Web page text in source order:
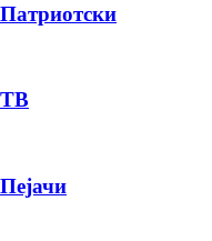
Патриотски
ТВ
Пејачи